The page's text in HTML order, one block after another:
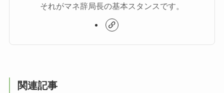
それがマネ辞局長の基本スタンスです。
関連記事